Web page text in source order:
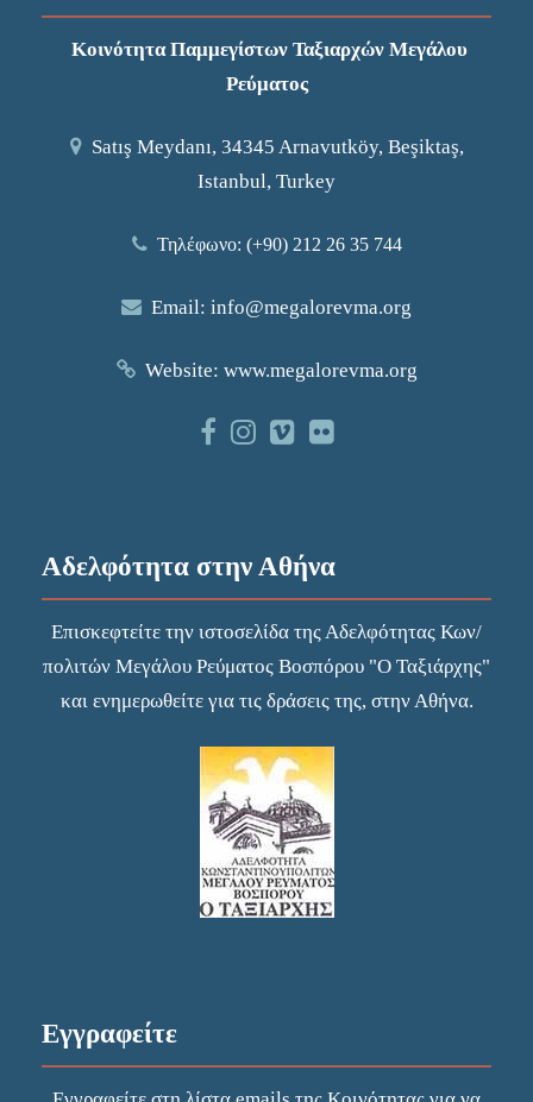
Κοινότητα Παμμεγίστων Ταξιαρχών Μεγάλου
Ρεύματος
Satış Meydanı, 34345 Arnavutköy, Beşiktaş,
Istanbul, Turkey
Τηλέφωνο: (+90) 212 26 35 744
Email: info@megalorevma.org
Website: www.megalorevma.org
Αδελφότητα στην Αθήνα
Επισκεφτείτε την ιστοσελίδα της Αδελφότητας Κων/
πολιτών Μεγάλου Ρεύματος Βοσπόρου "Ο Ταξιάρχης"
και ενημερωθείτε για τις δράσεις της, στην Αθήνα.
Εγγραφείτε